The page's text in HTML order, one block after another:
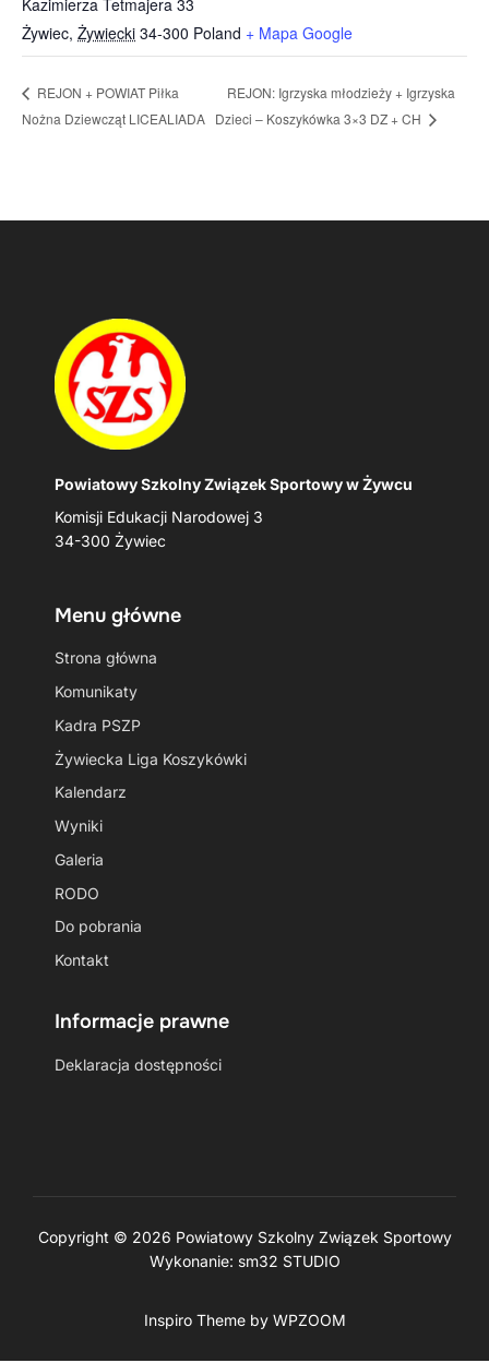
Kazimierza Tetmajera 33
Żywiec, Żywiecki 34-300 Poland + Mapa Google
REJON + POWIAT Piłka
Nożna Dziewcząt LICEALIADA
REJON: Igrzyska młodzieży + Igrzyska
Dzieci – Koszykówka 3×3 DZ + CH
Powiatowy Szkolny Związek Sportowy w Żywcu
Komisji Edukacji Narodowej 3
34-300 Żywiec
Menu główne
Strona główna
Komunikaty
Kadra PSZP
Żywiecka Liga Koszykówki
Kalendarz
Wyniki
Galeria
RODO
Do pobrania
Kontakt
Informacje prawne
Deklaracja dostępności
Copyright © 2026 Powiatowy Szkolny Związek Sportowy
Wykonanie: sm32 STUDIO
Inspiro Themeby WPZOOM